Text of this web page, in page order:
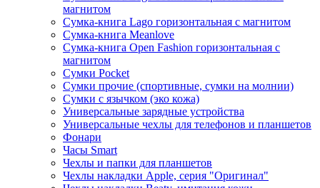
магнитом
Сумка-книга Lago горизонтальная с магнитом
Сумка-книга Meanlove
Сумка-книга Open Fashion горизонтальная с
магнитом
Сумки Pocket
Сумки прочие (спортивные, сумки на молнии)
Сумки с язычком (эко кожа)
Универсальные зарядные устройства
Универсальные чехлы для телефонов и планшетов
Фонари
Часы Smart
Чехлы и папки для планшетов
Чехлы накладки Apple, серия "Оригинал"